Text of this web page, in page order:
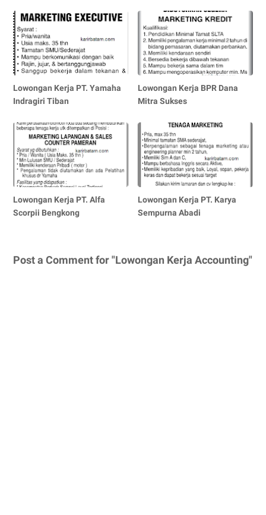
Lowongan Kerja PT. Yamaha
Indragiri Tiban
Lowongan Kerja BPR Dana
Mitra Sukses
Lowongan Kerja PT. Alfa
Scorpii Bengkong
Lowongan Kerja PT. Karya
Sempurna Abadi
Post a Comment for "Lowongan Kerja Accounting"